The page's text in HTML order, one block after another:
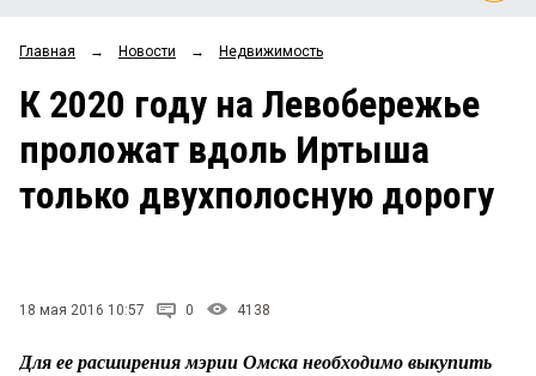
ОБЩЕСТВО
ЗАКОН
НОВОСТИ КОМПАНИЙ
Мнения
Рейтинги
Блоги
Архив
Главная → Новости → Недвижимость
К 2020 году на Левобережье
проложат вдоль Иртыша
только двухполосную дорогу
18 мая 2016 10:57 0 4138
Для ее расширения мэрии Омска необходимо выкупить